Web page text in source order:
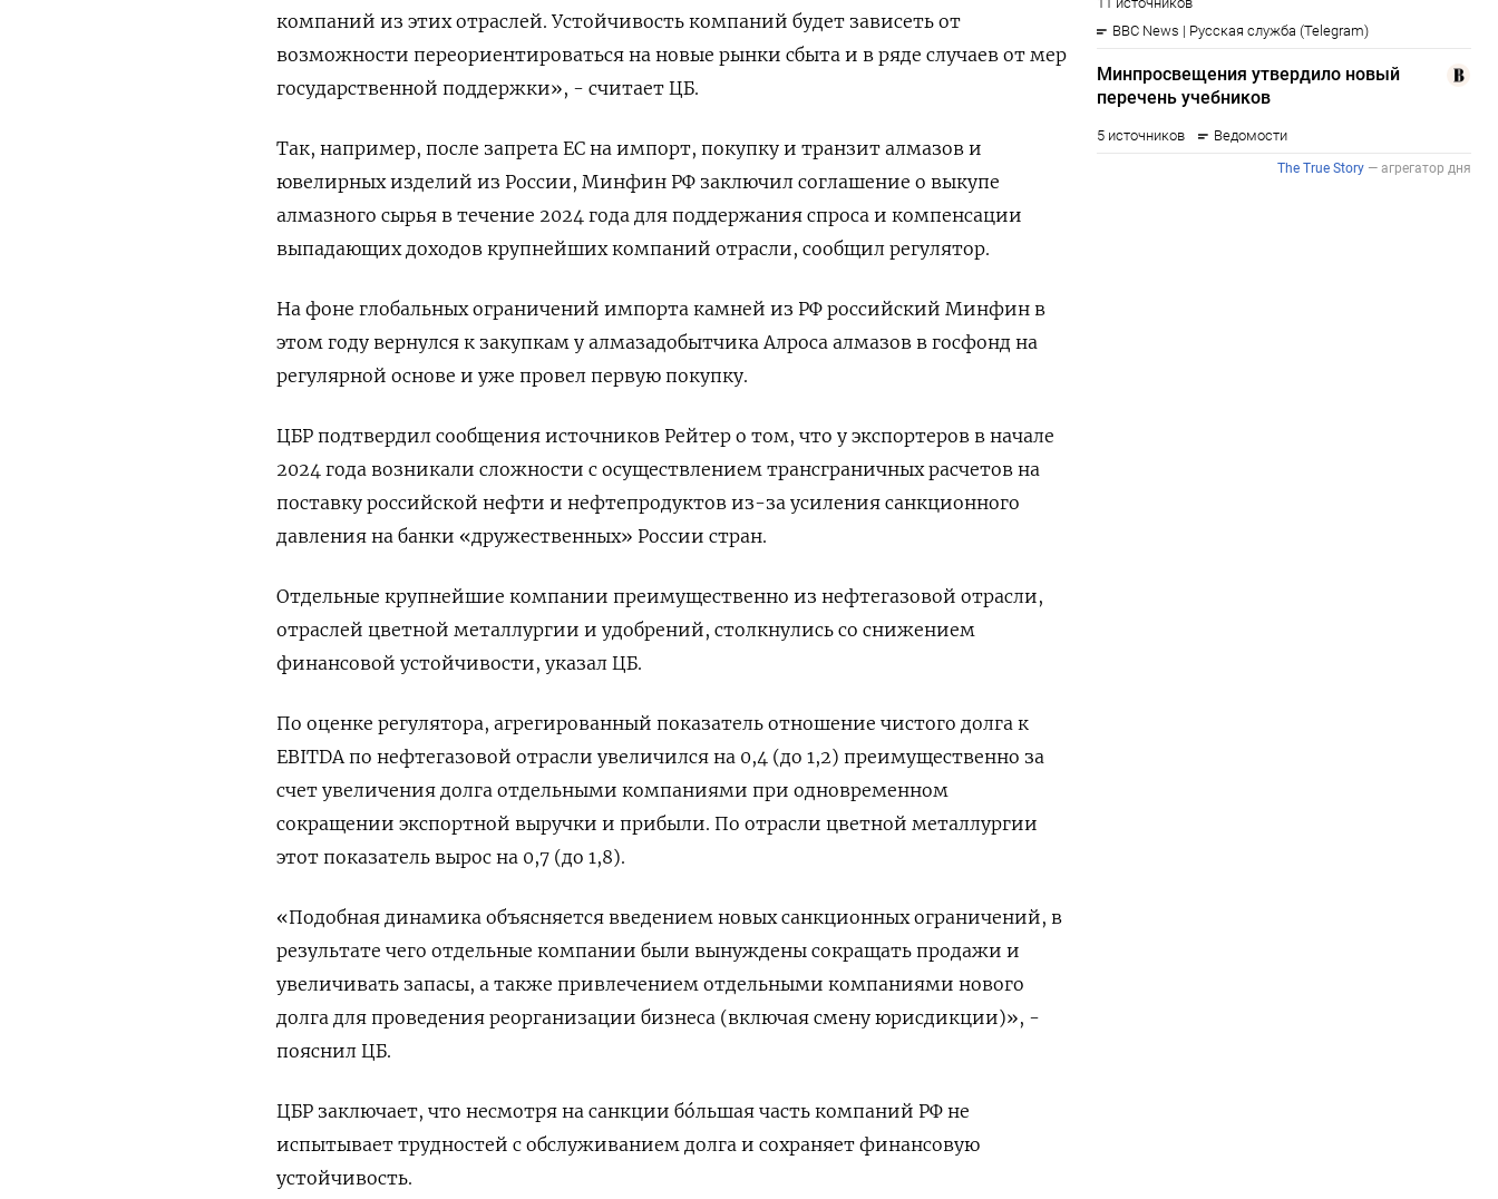
компаний из этих отраслей. Устойчивость компаний будет зависеть от
возможности переориентироваться на новые рынки сбыта и в ряде случаев от мер
государственной поддержки», - считает ЦБ.
Так, например, после запрета ЕС на импорт, покупку и транзит алмазов и
ювелирных изделий из России, Минфин РФ заключил соглашение о выкупе
алмазного сырья в течение 2024 года для поддержания спроса и компенсации
выпадающих доходов крупнейших компаний отрасли, сообщил регулятор.
На фоне глобальных ограничений импорта камней из РФ российский Минфин в
этом году вернулся к закупкам у алмазадобытчика Алроса алмазов в госфонд на
регулярной основе и уже провел первую покупку.
ЦБР подтвердил сообщения источников Рейтер о том, что у экспортеров в начале
2024 года возникали сложности с осуществлением трансграничных расчетов на
поставку российской нефти и нефтепродуктов из-за усиления санкционного
давления на банки «дружественных» России стран.
Отдельные крупнейшие компании преимущественно из нефтегазовой отрасли,
отраслей цветной металлургии и удобрений, столкнулись со снижением
финансовой устойчивости, указал ЦБ.
По оценке регулятора, агрегированный показатель отношение чистого долга к
EBITDA по нефтегазовой отрасли увеличился на 0,4 (до 1,2) преимущественно за
счет увеличения долга отдельными компаниями при одновременном
сокращении экспортной выручки и прибыли. По отрасли цветной металлургии
этот показатель вырос на 0,7 (до 1,8).
«Подобная динамика объясняется введением новых санкционных ограничений, в
результате чего отдельные компании были вынуждены сокращать продажи и
увеличивать запасы, а также привлечением отдельными компаниями нового
долга для проведения реорганизации бизнеса (включая смену юрисдикции)», -
пояснил ЦБ.
ЦБР заключает, что несмотря на санкции бо́льшая часть компаний РФ не
испытывает трудностей с обслуживанием долга и сохраняет финансовую
устойчивость.